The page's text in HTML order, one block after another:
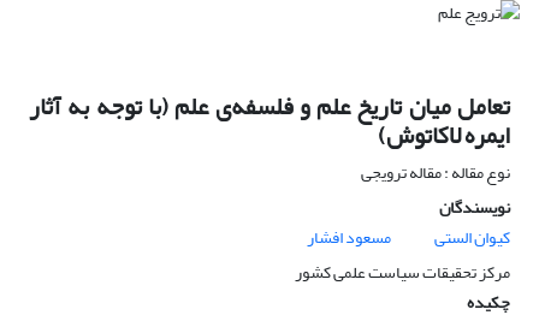
تعامل میان تاریخ علم و فلسفه‌ی علم (با توجه به آثار
ایمره لاکاتوش)
نوع مقاله : مقاله ترویجی
نویسندگان
کیوان الستی
مسعود افشار
مرکز تحقیقات سیاست علمی کشور
چکیده